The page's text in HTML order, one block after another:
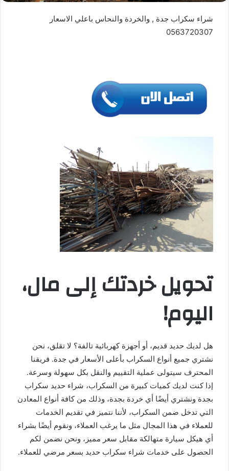
شراء سكراب جدة , والخردة والنحاس باعلي الاسعار
0563720307
تحويل خردتك إلى مال،
اليوم!
هل لديك حديد قديم، أو أجهزة كهربائية تالفة؟ لا تقلق، نحن
نشتري جميع أنواع السكراب بأعلى الأسعار في جدة. فريقنا
المحترف سيتولى عملية التقييم والنقل بكل سهولة وسرعة.
إذا كنت لديك كميات كبيرة من السكراب، شراء حديد سكراب
بجدة ونشتري أيضًا أي خردة بجدة، وذلك من كافة أنواع المعادن
التي تدخل ضمن السكراب، لأننا نتميز في تقديم الخدمات
للعملاء في هذا المجال مثل ما يرغب العملاء، ونقوم أيضًا بشراء
أي هيكل سيارة متهالكة مقابل سعر مميز، ونحن نضمن لكم
الحصول على خدمات شراء سكراب حديد بسعر مرضي للعملاء.